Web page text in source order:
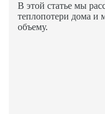
В этой статье мы
теплопотери дома и
объему.